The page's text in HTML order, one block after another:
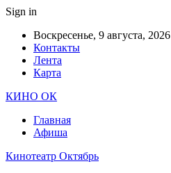
Sign in
Воскресенье, 9 августа, 2026
Контакты
Лента
Карта
КИНО ОК
Главная
Афиша
Кинотеатр Октябрь